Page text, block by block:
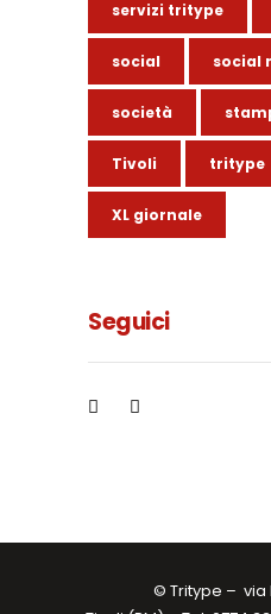
servizi tritype
social social
società
Tivoli tritype
XL giornale
Seguici
© Tritype – via